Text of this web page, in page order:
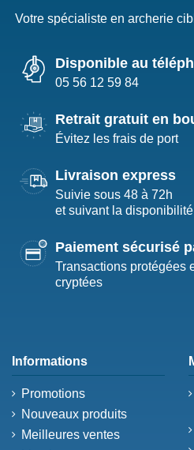
Votre spécialiste en archerie
Disponible au
05 56 12 59 84
Retrait gratuit en
Évitez les frais de port
Livraison express
Suivie sous 48 à 72h
et suivant la
Paiement sécurisé
Transactions protégées
cryptées
Informations
Promotions
Nouveaux produits
Meilleures ventes